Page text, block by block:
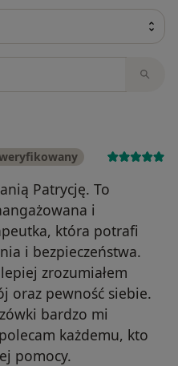
Patrycję. To
i
która potrafi
i bezpieczeństwa.
zrozumiałem
oraz pewność siebie.
bardzo mi
każdemu, kto
pomocy.